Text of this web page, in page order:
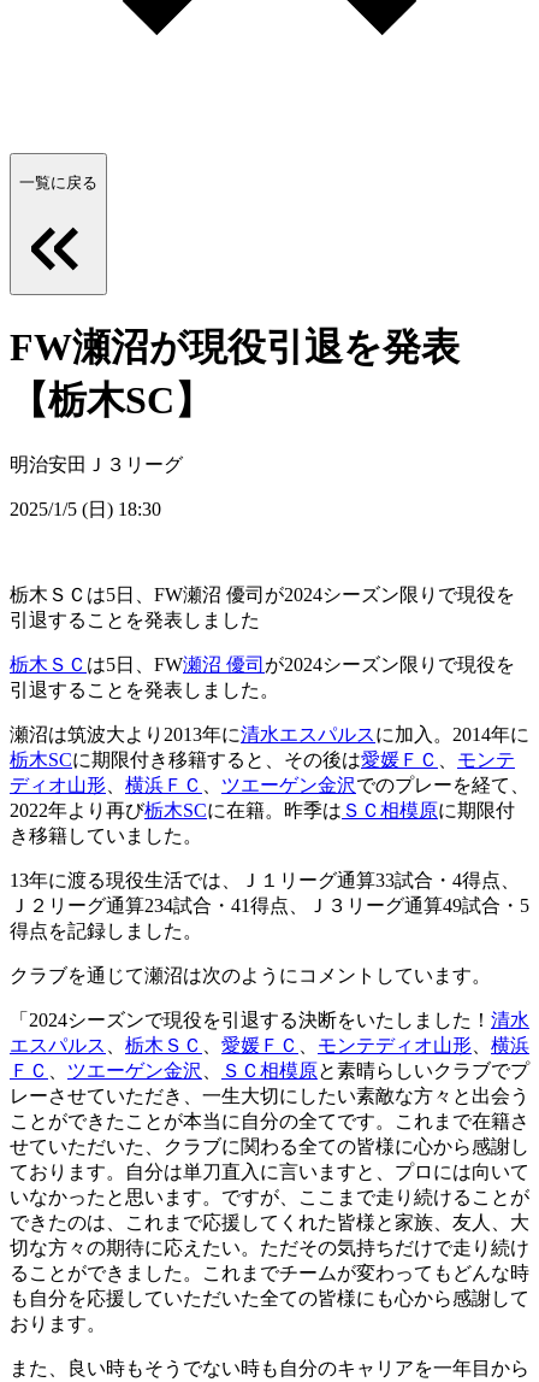
一覧に戻る
FW瀬沼が現役引退を発表
【栃木SC】
明治安田Ｊ３リーグ
2025/1/5 (日) 18:30
栃木ＳＣは5日、FW瀬沼 優司が2024シーズン限りで現役を
引退することを発表しました
栃木ＳＣ は5日、FW瀬沼 優司 が2024シーズン限りで現役を
引退することを発表しました。
瀬沼は筑波大より2013年に清水エスパルスに加入。2014年に
栃木SCに期限付き移籍すると、その後は愛媛ＦＣ
モンテ
ディオ山形
横浜ＦＣ ツエーゲン金沢でのプレーを経て、
2022年より再び栃木SCに在籍。昨季は ＳＣ相模原に期限付
き移籍していました。
13年に渡る現役生活では、Ｊ１リーグ通算33試合・4得点、
Ｊ２リーグ通算234試合・41得点、Ｊ３リーグ通算49試合・5
得点を記録しました。
クラブを通じて瀬沼は次のようにコメントしています。
「2024シーズンで現役を引退する決断をいたしました！ 清水
エスパルス
栃木ＳＣ 愛媛ＦＣ モンテディオ山形
横浜
ＦＣ
ツエーゲン金沢 ＳＣ相模原と素晴らしいクラブでプ
レーさせていただき、一生大切にしたい素敵な方々と出会う
ことができたことが本当に自分の全てです。これまで在籍さ
せていただいた、クラブに関わる全ての皆様に心から感謝し
ております。自分は単刀直入に言いますと、プロには向いて
いなかったと思います。ですが、ここまで走り続けることが
できたのは、これまで応援してくれた皆様と家族、友人、大
切な方々の期待に応えたい。ただその気持ちだけで走り続け
ることができました。これまでチームが変わってもどんな時
も自分を応援していただいた全ての皆様にも心から感謝して
おります。
また、良い時もそうでない時も自分のキャリアを一年目から